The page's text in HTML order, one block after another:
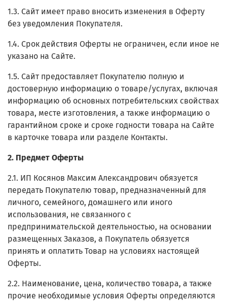
1.3. Сайт имеет право вносить изменения в Оферту
без уведомления Покупателя.
1.4. Срок действия Оферты не ограничен, если иное не
указано на Сайте.
1.5. Сайт предоставляет Покупателю полную и
достоверную информацию о товаре/услугах, включая
информацию об основных потребительских свойствах
товара, месте изготовления, а также информацию о
гарантийном сроке и сроке годности товара на Сайте
в карточке товара или разделе Контакты.
2. Предмет Оферты
2.1. ИП Косянов Максим Александрович обязуется
передать Покупателю товар, предназначенный для
личного, семейного, домашнего или иного
использования, не связанного с
предпринимательской деятельностью, на основании
размещенных Заказов, а Покупатель обязуется
принять и оплатить Товар на условиях настоящей
Оферты.
2.2. Наименование, цена, количество товара, а также
прочие необходимые условия Оферты определяются